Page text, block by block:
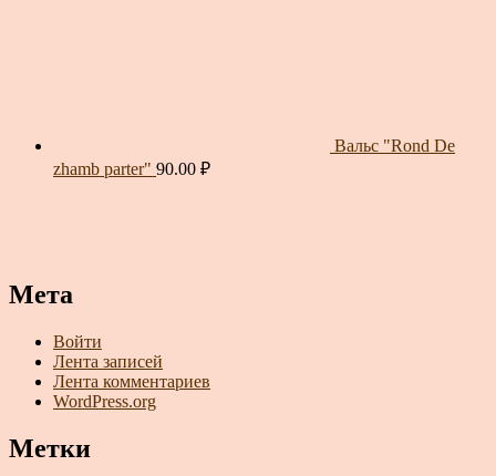
Вальс "Rond De
zhamb parter" 90.00 ₽
Мета
Войти
Лента записей
Лента комментариев
WordPress.org
Метки